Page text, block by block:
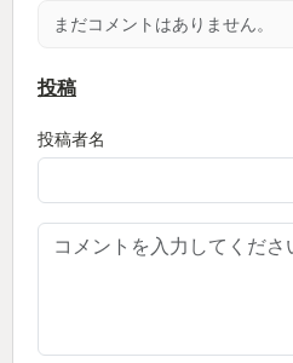
・お店や入れる場所が多い！
ここなんの店だっけ？って
迷子になりながらやっと町
よくここまで作りこんだな
まだコメントはありません。
投稿
投稿者名